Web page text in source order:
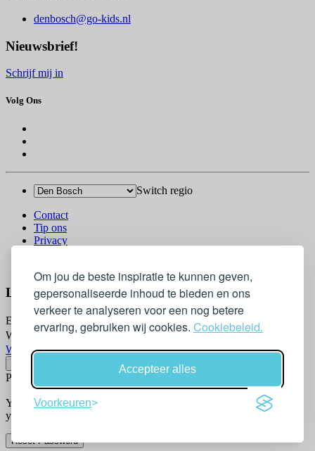
Om jou de beste inspiratie te kunnen geven,
gepersonaliseerde inhoud te bieden en ons
verkeer te analyseren voor een nog betere
ervaring, gebruiken wij cookies. Cookiebeleid.
Accepteer alles
Voorkeuren
denbosch@go-kids.nl
Nieuwsbrief!
Schrijf mij in
Volg Ons
Switch regio
Contact
Tip ons
Privacy
Log In
Email
Wachtwoord
Wachtwoord vergeten?
Please confirm login email below
You will receive an email containing a link allowing you to reset
your password to a new preferred one.